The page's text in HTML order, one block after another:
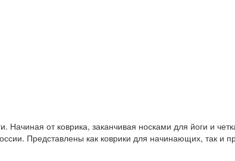
от коврика, заканчивая носками для йоги и
Представлены как коврики для начинающих, так